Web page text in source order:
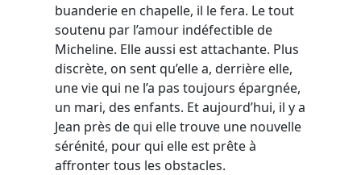
buanderie en chapelle, il le fera. Le tout
soutenu par l’amour indéfectible de
Micheline. Elle aussi est attachante. Plus
discrète, on sent qu’elle a, derrière elle,
une vie qui ne l’a pas toujours épargnée,
un mari, des enfants. Et aujourd’hui, il y a
Jean près de qui elle trouve une nouvelle
sérénité, pour qui elle est prête à
affronter tous les obstacles.